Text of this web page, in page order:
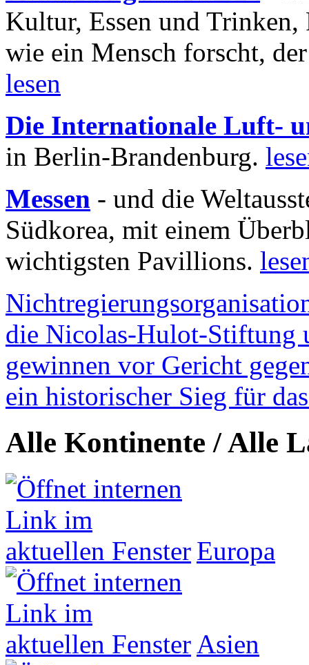
Kultur, Essen und
wie ein Mensch forscht,
lesen
Die Internationale Luft-
in Berlin-Brandenburg.
Messen - und die
Südkorea, mit einem
wichtigsten Pavillions.
die Nicolas-Hulot-Stiftung
gewinnen vor Gericht
ein historischer Sieg für
Alle Kontinente / Alle
Europa
Asien